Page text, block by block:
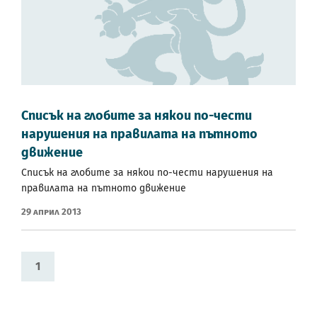
Списък на глобите за някои по-чести
нарушения на правилата на пътното
движение
Списък на глобите за някои по-чести нарушения на
правилата на пътното движение
29 Април 2013
1